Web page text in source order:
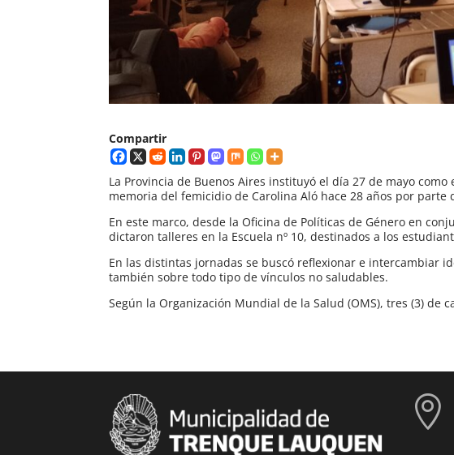
Compartir
La Provincia de Buenos Aires instituyó el día 27 de mayo
memoria del femicidio de Carolina Aló hace 28 años por parte
En este marco, desde la Oficina de Políticas de Género en
dictaron talleres en la Escuela nº 10, destinados a los
En las distintas jornadas se buscó reflexionar e intercambiar
también sobre todo tipo de vínculos no saludables.
Según la Organización Mundial de la Salud (OMS), tres (3) de
